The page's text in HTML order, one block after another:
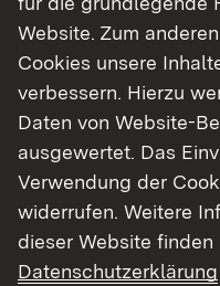
Finde dein
Website. Zum
Cookies unsere
verbessern. Hierzu
Daten von Website-
ausgewertet. Das
Verwendung der
widerrufen. Weitere
dieser Website finden
Datenschutzerklärung